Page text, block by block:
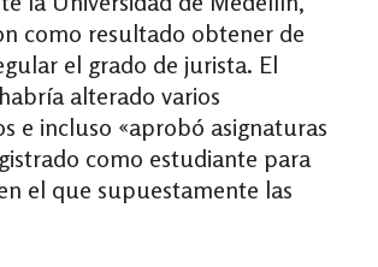
como resultado obtener de
el grado de jurista. El
alterado varios
e incluso «aprobó asignaturas
como estudiante para
el que supuestamente las